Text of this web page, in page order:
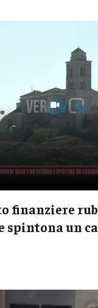
finanziere
spintona un